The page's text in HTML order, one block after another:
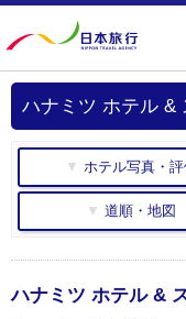
ハナミツ ホテル &
▼ ホテル写真・
▼ 道順・地図
ハナミツ ホテル &